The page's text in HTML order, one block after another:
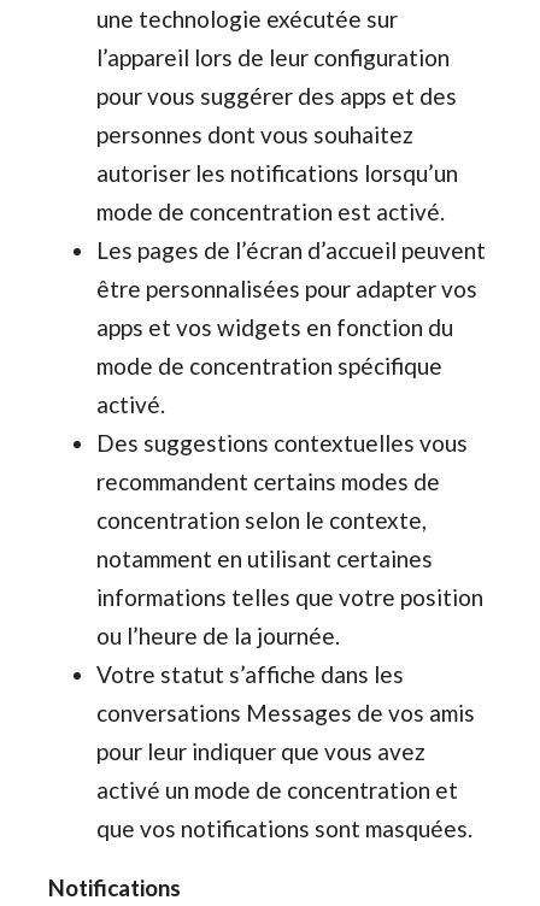
une technologie exécutée sur
l’appareil lors de leur configuration
pour vous suggérer des apps et des
personnes dont vous souhaitez
autoriser les notifications lorsqu’un
mode de concentration est activé.
Les pages de l’écran d’accueil peuvent
être personnalisées pour adapter vos
apps et vos widgets en fonction du
mode de concentration spécifique
activé.
Des suggestions contextuelles vous
recommandent certains modes de
concentration selon le contexte,
notamment en utilisant certaines
informations telles que votre position
ou l’heure de la journée.
Votre statut s’affiche dans les
conversations Messages de vos amis
pour leur indiquer que vous avez
activé un mode de concentration et
que vos notifications sont masquées.
Notifications